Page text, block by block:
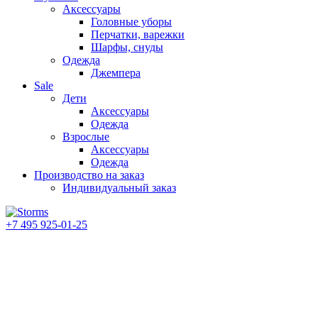
Аксессуары
Головные уборы
Перчатки, варежки
Шарфы, снуды
Одежда
Джемпера
Sale
Дети
Аксессуары
Одежда
Взрослые
Аксессуары
Одежда
Производство на заказ
Индивидуальный заказ
+7 495 925-01-25